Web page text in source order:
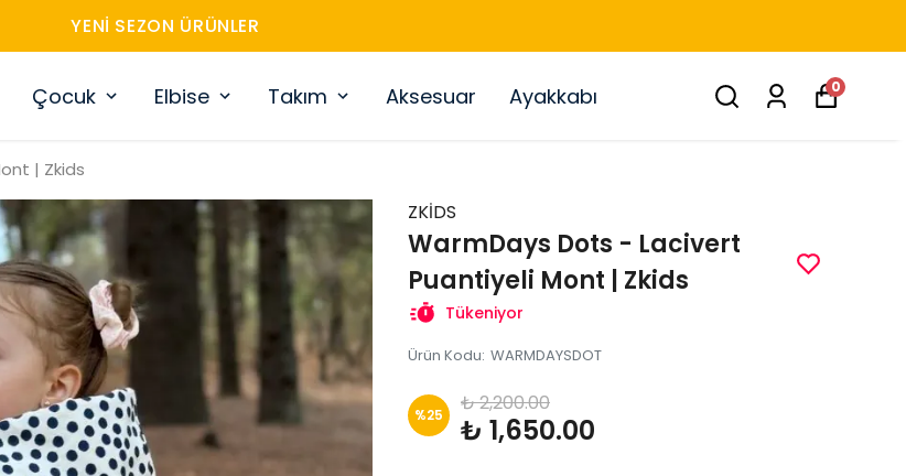
YENI SEZON ÜRÜNLER
Çocuk Elbise Takım Aksesuar Ayakkabı 0
| Zkids
ZKİDS
WarmDays Dots - Lacivert
Puantiyeli Mont | Zkids
Tükeniyor
Ürün Kodu: WARMDAYSDOT
%25 ₺ 2,200.00
₺ 1,650.00